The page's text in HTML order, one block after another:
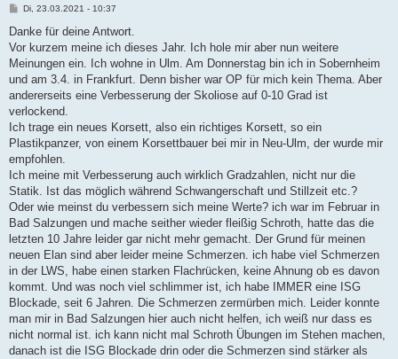
B
i
r
a
Di, 23.03.2021 - 10:37
Danke für deine Antwort.
Vor kurzem meine ich dieses Jahr. Ich hole mir aber nun weitere
Meinungen ein. Ich wohne in Ulm. Am Donnerstag bin ich in Sobernheim
und am 3.4. in Frankfurt. Denn bisher war OP für mich kein Thema. Aber
andererseits eine Verbesserung der Skoliose auf 0-10 Grad ist
verlockend.
Ich trage ein neues Korsett, also ein richtiges Korsett, so ein
Plastikpanzer, von einem Korsettbauer bei mir in Neu-Ulm, der wurde mir
empfohlen.
Ich meine mit Verbesserung auch wirklich Gradzahlen, nicht nur die
Statik. Ist das möglich während Schwangerschaft und Stillzeit etc.?
Oder wie meinst du verbessern sich meine Werte? ich war im Februar in
Bad Salzungen und mache seither wieder fleißig Schroth, hatte das die
letzten 10 Jahre leider gar nicht mehr gemacht. Der Grund für meinen
neuen Elan sind aber leider meine Schmerzen. ich habe viel Schmerzen
in der LWS, habe einen starken Flachrücken, keine Ahnung ob es davon
kommt. Und was noch viel schlimmer ist, ich habe IMMER eine ISG
Blockade, seit 6 Jahren. Die Schmerzen zermürben mich. Leider konnte
man mir in Bad Salzungen hier auch nicht helfen, ich weiß nur dass es
nicht normal ist. ich kann nicht mal Schroth Übungen im Stehen machen,
danach ist die ISG Blockade drin oder die Schmerzen sind stärker als